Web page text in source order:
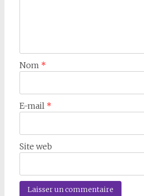
Nom *
E-mail *
Site web